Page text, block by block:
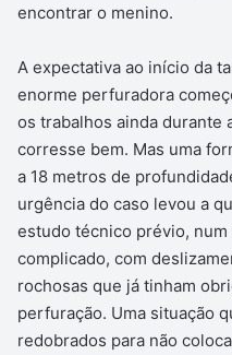
encontrar o menino.
A expectativa ao início da
enorme perfuradora
os trabalhos ainda durante
corresse bem. Mas uma
a 18 metros de
urgência do caso levou a
estudo técnico prévio,
complicado, com
rochosas que já tinham
perfuração. Uma situação
redobrados para não